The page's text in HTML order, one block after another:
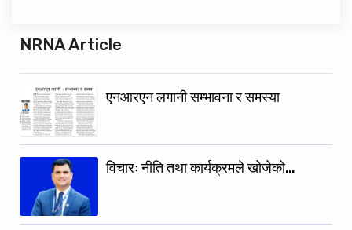
NRNA Article
एनआरएन लगानी सम्भावना र समस्या
विचारः नीति तथा कार्यक्रमले खोजेको…